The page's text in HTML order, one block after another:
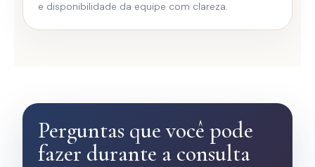
e disponibilidade da equipe com clareza.
Perguntas que você pode
fazer durante a consulta